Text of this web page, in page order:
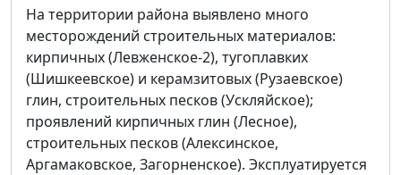
На территории района выявлено много
месторождений строительных материалов:
кирпичных (Левженское-2), тугоплавких
(Шишкеевское) и керамзитовых (Рузаевское)
глин, строительных песков (Ускляйское);
проявлений кирпичных глин (Лесное),
строительных песков (Алексинское,
Аргамаковское, Загорненское). Эксплуатируется